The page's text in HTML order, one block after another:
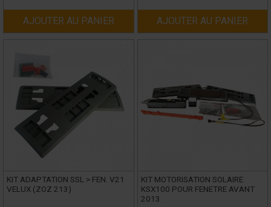
AJOUTER AU PANIER AJOUTER AU PANIER
KIT ADAPTATION SSL > FEN. V21
VELUX (ZOZ 213)
KIT MOTORISATION SOLAIRE
KSX100 POUR FENETRE AVANT
2013